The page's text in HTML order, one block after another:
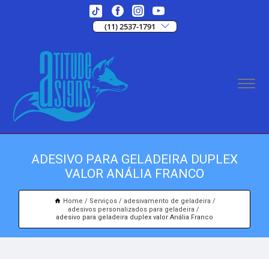
(11) 2537-1791
ADESIVO PARA GELADEIRA DUPLEX
VALOR ANÁLIA FRANCO
Home Serviços
adesivamento de geladeira
adesivos personalizados para geladeira
adesivo para geladeira duplex valor Anália Franco